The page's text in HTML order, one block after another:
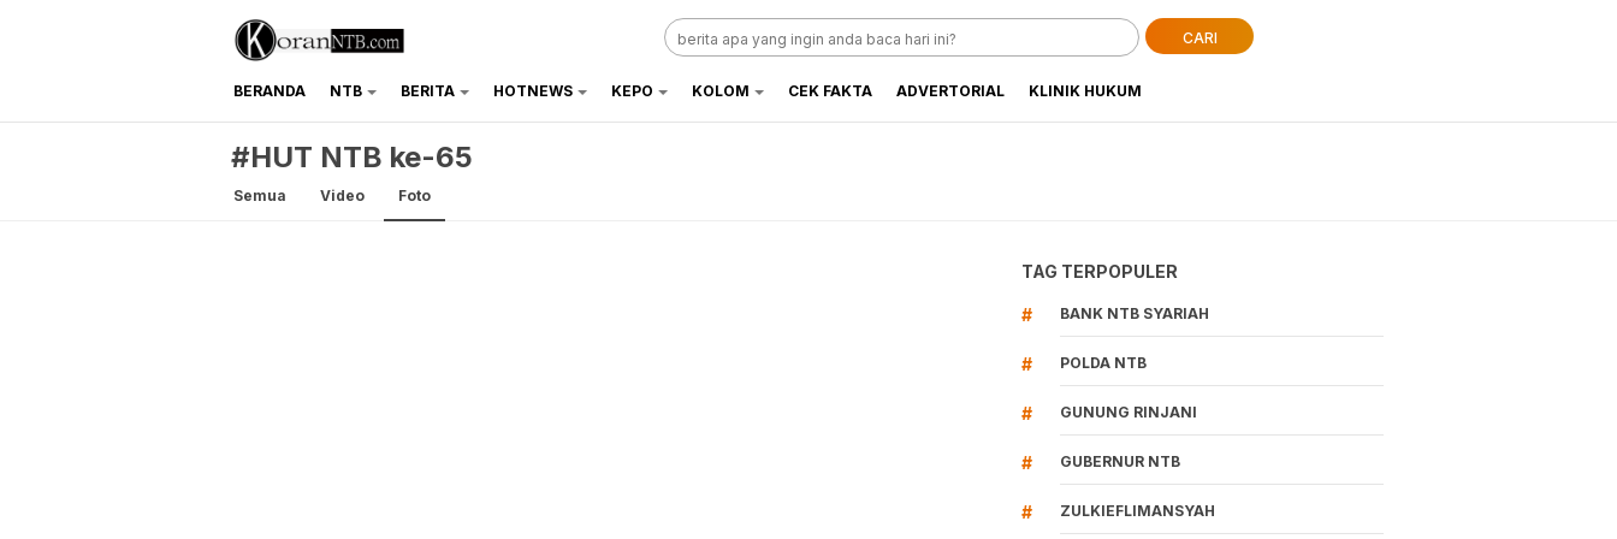
koranntb.com
CARI
BERANDA NTB BERITA HOTNEWS KEPO KOLOM CEK FAKTA ADVERTORIAL KLINIK HUKUM
#HUT NTB ke-65
Semua Video Foto
TAG TERPOPULER
# BANK NTB SYARIAH
# POLDA NTB
# GUNUNG RINJANI
# GUBERNUR NTB
# ZULKIEFLIMANSYAH